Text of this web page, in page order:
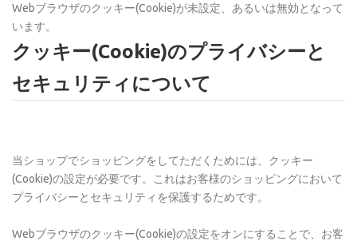
Webブラウザのクッキー(Cookie)が未設定、あるいは無効となって
います。
クッキー(Cookie)のプライバシーと
セキュリティについて
当ショップでショッピングをしてただくためには、クッキー
(Cookie)の設定が必要です。これはお客様のショッピングにおいて
プライバシーとセキュリティを保護するためです。
Webブラウザのクッキー(Cookie)の設定をオンにすることで、お客